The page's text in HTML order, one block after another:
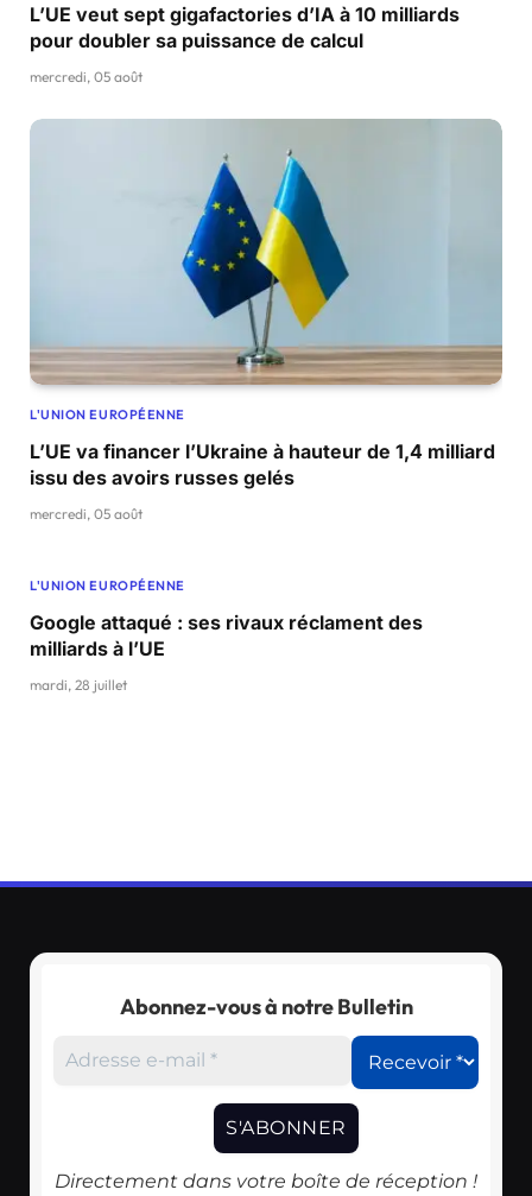
L’UE veut sept gigafactories d’IA à 10 milliards
pour doubler sa puissance de calcul
mercredi, 05 août
L'UNION EUROPÉENNE
L’UE va financer l’Ukraine à hauteur de 1,4 milliard
issu des avoirs russes gelés
mercredi, 05 août
L'UNION EUROPÉENNE
Google attaqué : ses rivaux réclament des
milliards à l’UE
mardi, 28 juillet
Abonnez-vous à notre Bulletin
Directement dans votre boîte de réception !